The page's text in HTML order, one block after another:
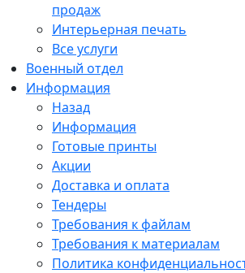
продаж
Интерьерная печать
Все услуги
Военный отдел
Информация
Назад
Информация
Готовые принты
Акции
Доставка и оплата
Тендеры
Требования к файлам
Требования к материалам
Политика